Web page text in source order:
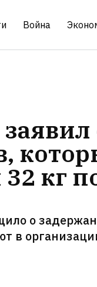
Война
кг
о
в